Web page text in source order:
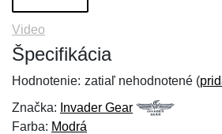
Video
Špecifikácia
Hodnotenie: zatiaľ nehodnotené (
Značka: Invader Gear
Farba: Modrá